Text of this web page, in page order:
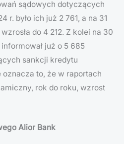
sądowych dotyczących
r. było ich już 2 761, a na 31
do 4 212. Z kolei na 30
już o 5 685
sankcji kredytu
to, że w raportach
rok do roku, wzrost
Alior Bank